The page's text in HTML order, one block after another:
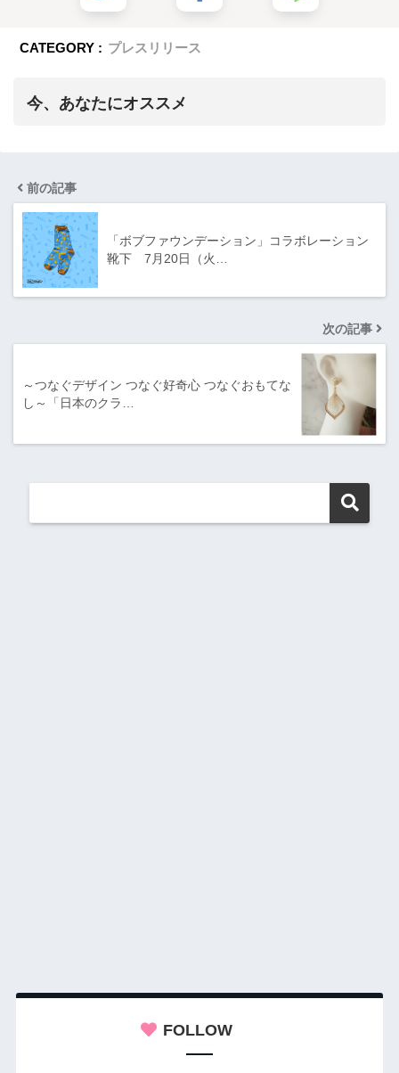
CATEGORY : プレスリリース
今、あなたにオススメ
前の記事
「ボブファウンデーション」コラボレーション
靴下 7月20日（火…
次の記事
～つなぐデザイン つなぐ好奇心 つなぐおもてな
し～「日本のクラ…
FOLLOW